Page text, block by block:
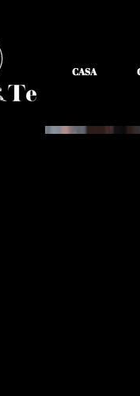
CASA